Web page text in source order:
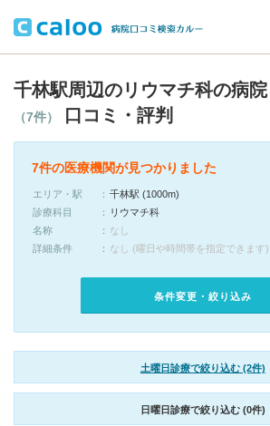
千林駅周辺のリウマチ科の病
（7件） 口コミ・評判
7件の医療機関が見つかりました
エリア・駅
千林駅 (1000m)
診療科目
リウマチ科
名称
なし
詳細条件
なし (曜日や時間帯を指定できます)
条件変更・絞り込み
土曜日診療で絞り込む (2件)
日曜日診療で絞り込む (0件)